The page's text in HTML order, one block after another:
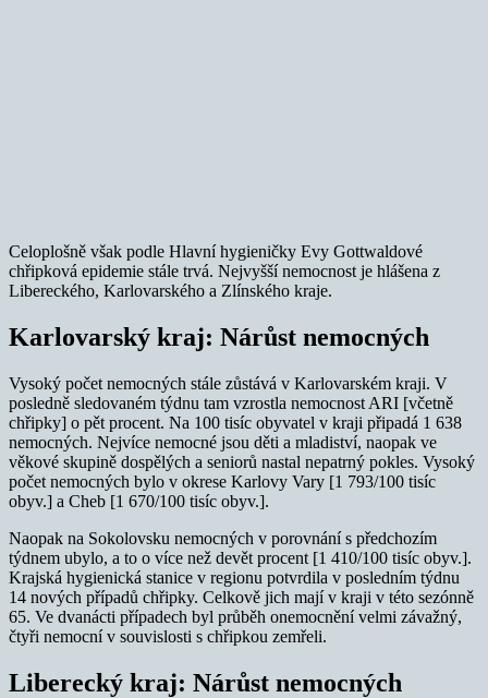
Celoplošně však podle Hlavní hygieničky Evy Gottwaldové
chřipková epidemie stále trvá. Nejvyšší nemocnost je hlášena z
Libereckého, Karlovarského a Zlínského kraje.
Karlovarský kraj: Nárůst nemocných
Vysoký počet nemocných stále zůstává v Karlovarském kraji. V
posledně sledovaném týdnu tam vzrostla nemocnost ARI [včetně
chřipky] o pět procent. Na 100 tisíc obyvatel v kraji připadá 1 638
nemocných. Nejvíce nemocné jsou děti a mladiství, naopak ve
věkové skupině dospělých a seniorů nastal nepatrný pokles. Vysoký
počet nemocných bylo v okrese Karlovy Vary [1 793/100 tisíc
obyv.] a Cheb [1 670/100 tisíc obyv.].
Naopak na Sokolovsku nemocných v porovnání s předchozím
týdnem ubylo, a to o více než devět procent [1 410/100 tisíc obyv.].
Krajská hygienická stanice v regionu potvrdila v posledním týdnu
14 nových případů chřipky. Celkově jich mají v kraji v této sezónně
65. Ve dvanácti případech byl průběh onemocnění velmi závažný,
čtyři nemocní v souvislosti s chřipkou zemřeli.
Liberecký kraj: Nárůst nemocných